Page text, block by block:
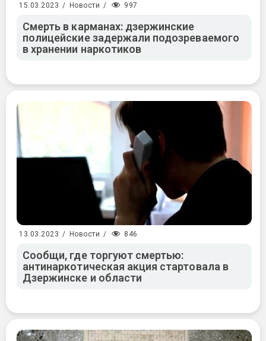
15.03.2023 / Новости / 997
Смерть в карманах: дзержинские
полицейские задержали подозреваемого
в хранении наркотиков
13.03.2023 / Новости / 846
Сообщи, где торгуют смертью:
антинаркотическая акция стартовала в
Дзержинске и области